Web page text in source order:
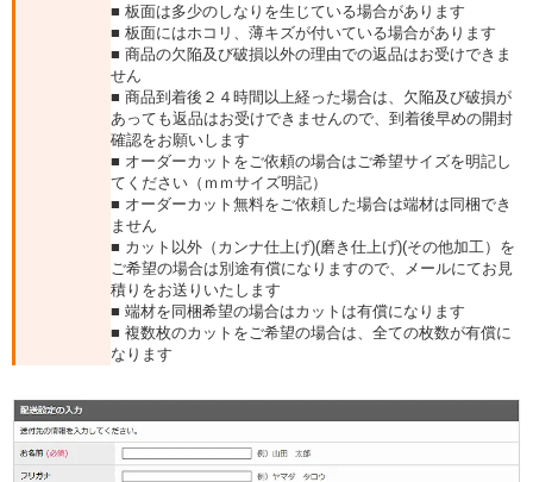
■ 板面は多少のしなりを生じている場合があります
■ 板面にはホコリ、薄キズが付いている場合があります
■ 商品の欠陥及び破損以外の理由での返品はお受けできま
せん
■ 商品到着後２４時間以上経った場合は、欠陥及び破損が
あっても返品はお受けできませんので、到着後早めの開封
確認をお願いします
■ オーダーカットをご依頼の場合はご希望サイズを明記し
てください（ｍｍサイズ明記）
■ オーダーカット無料をご依頼した場合は端材は同梱でき
ません
■ カット以外（カンナ仕上げ)(磨き仕上げ)(その他加工）を
ご希望の場合は別途有償になりますので、メールにてお見
積りをお送りいたします
■ 端材を同梱希望の場合はカットは有償になります
■ 複数枚のカットをご希望の場合は、全ての枚数が有償に
なります